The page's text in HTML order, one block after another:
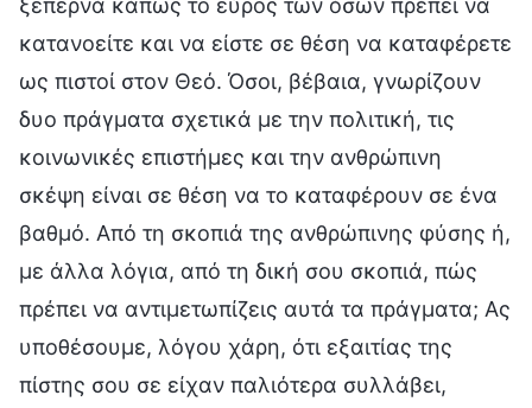
κατανοείτε και να είστε σε θέση να καταφέρετε
ως πιστοί στον Θεό. Όσοι, βέβαια, γνωρίζουν
δυο πράγματα σχετικά με την πολιτική, τις
κοινωνικές επιστήμες και την ανθρώπινη
σκέψη είναι σε θέση να το καταφέρουν σε ένα
βαθμό. Από τη σκοπιά της ανθρώπινης φύσης ή,
με άλλα λόγια, από τη δική σου σκοπιά, πώς
πρέπει να αντιμετωπίζεις αυτά τα πράγματα; Ας
υποθέσουμε, λόγου χάρη, ότι εξαιτίας της
πίστης σου σε είχαν παλιότερα συλλάβει,